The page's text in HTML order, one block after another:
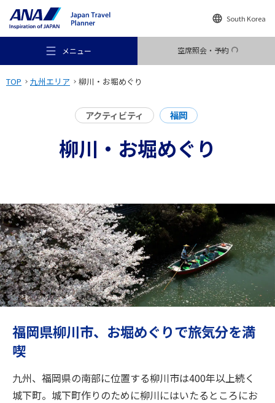
South Korea
メニュー 空席照会・予約
おすすめの旅
行き先
旅のお役立ち情報
閉じる
TOP 九州エリア 柳川・お堀めぐり
アクティビティ 福岡
柳川・お堀めぐり
福岡県柳川市、お堀めぐりで旅気分を満
喫
九州、福岡県の南部に位置する柳川市は400年以上続く
城下町。城下町作りのために柳川にはいたるところにお